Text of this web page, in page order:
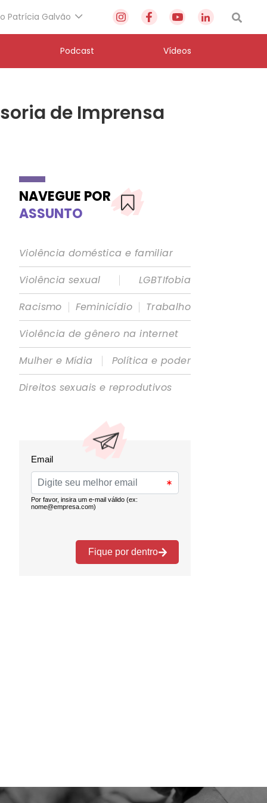
Patrícia Galvão
Podcast Vídeos
de Imprensa
NAVEGUE POR
ASSUNTO
Violência doméstica e familiar
Violência sexual
|
LGBTIfobia
Racismo | Feminicídio | Trabalho
Violência de gênero na internet
Mulher e Mídia
|
Política e poder
Direitos sexuais e reprodutivos